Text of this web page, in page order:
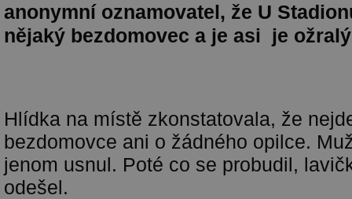
anonymní oznamovatel, že U
nějaký bezdomovec a je asi je
Hlídka na místě zkonstatovala, že
bezdomovce ani o žádného opilce.
jenom usnul. Poté co se probudil,
odešel.